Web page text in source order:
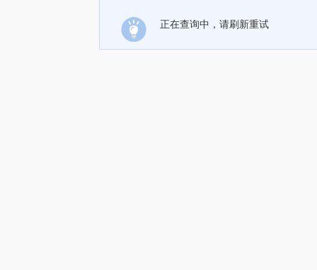
正在查询中，请刷新重试